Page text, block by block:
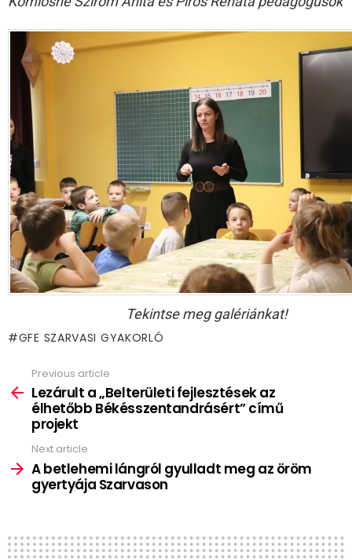
Tekintse meg galériánkat!
GFE SZARVASI GYAKORLÓ
more
Previous article
Lezárult a „Belterületi fejlesztések az
élhetőbb Békésszentandrásért” című
projekt
Next article
A betlehemi lángról gyulladt meg az öröm
gyertyája Szarvason